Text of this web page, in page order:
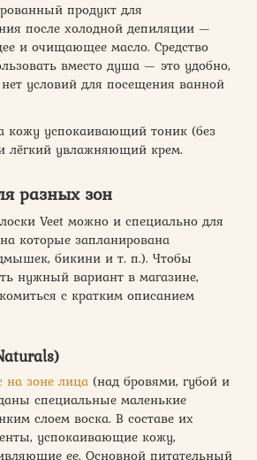
продукт для
после холодной депиляции —
и очищающее масло. Средство
вместо душа — это удобно,
условий для посещения ванной
кожу успокаивающий тоник (без
лёгкий увлажняющий крем.
разных зон
Veet можно и специально для
которые запланирована
бикини и т. п.). Чтобы
нужный вариант в магазине,
с кратким описанием
на зоне лица (над бровями, губой и
специальные маленькие
слоем воска. В составе их
успокаивающие кожу,
ее. Основной питательный